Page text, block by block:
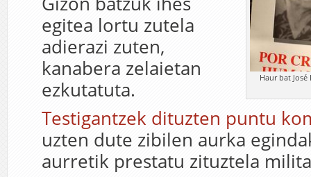
Haur bat
egitea lortu zutela
adierazi zuten,
kanabera zelaietan
ezkutatuta.
Testigantzek dituzten puntu
uzten dute zibilen aurka
aurretik prestatu zituztela